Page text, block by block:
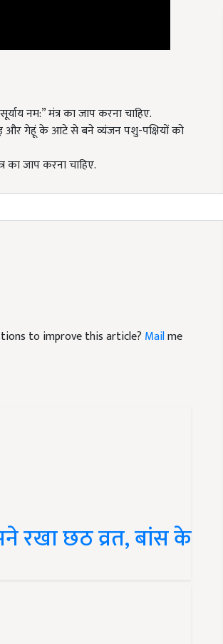
नम:” मंत्र का जाप करना चाहिए.
और गेहूं के आटे से बने व्यंजन पशु-पक्षियों को
जाप करना चाहिए.
to improve this article?
रखा छठ व्रत, बांस के